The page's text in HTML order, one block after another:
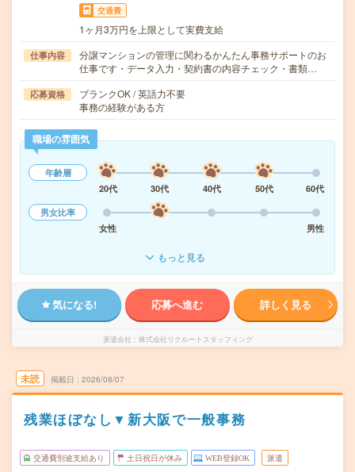
交通費
1ヶ月3万円を上限として実費支給
仕事内容
分譲マンションの管理に関わるかんたん事務サポートのお
仕事です・データ入力・契約書の内容チェック・書類…
応募資格
ブランクOK / 英語力不要
事務の経験がある方
職場の雰囲気
年齢層
20代
30代 40代 50代
60代
男女比率
女性
男性
もっと見る
気になる! 応募へ進む 詳しく見る
派遣会社 株式会社リクルートスタッフィング
未読 掲載日 2026/08/07
残業ほぼなし▼新大阪で一般事務
交通費別途支給あり 土日祝日が休み WEB登録OK 派遣